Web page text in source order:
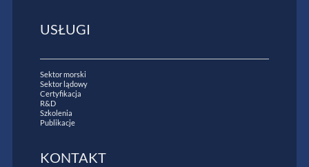
USŁUGI
Sektor morski
Sektor lądowy
Certyfikacja
R&D
Szkolenia
Publikacje
KONTAKT